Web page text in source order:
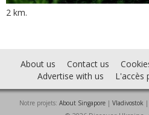
2 km.
About us Contact us
Advertise with us
L'accès
Notre projets: About Singapore| Vladivostok |